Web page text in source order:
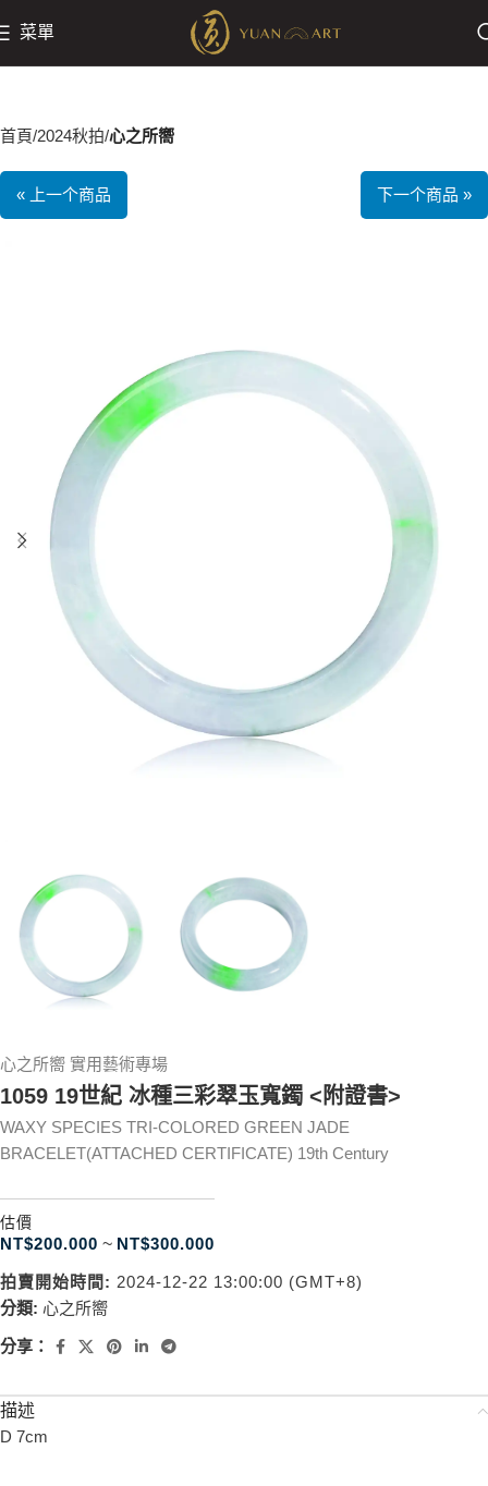
菜單
首頁 2024秋拍 心之所嚮
« 上一个商品 下一个商品 »
心之所嚮 實用藝術專場
1059 19世紀 冰種三彩翠玉寬鐲 <附證書>
WAXY SPECIES TRI-COLORED GREEN JADE
BRACELET(ATTACHED CERTIFICATE) 19th Century
估價
NT$200.000 ~ NT$300.000
拍賣開始時間: 2024-12-22 13:00:00 (GMT+8)
分類: 心之所嚮
分享：
描述
D 7cm